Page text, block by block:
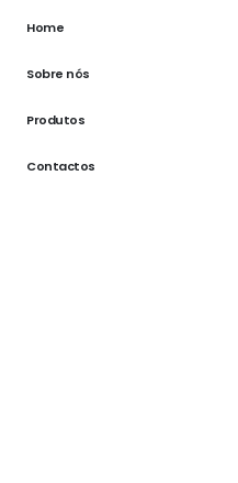
Home
Sobre nós
Produtos
Contactos